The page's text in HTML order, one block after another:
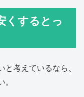
くするとっ
と考えているなら、
。